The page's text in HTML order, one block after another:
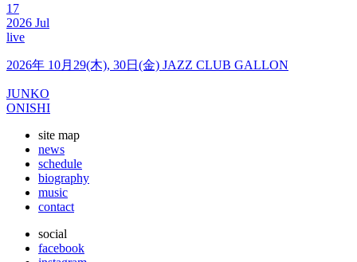
17
2026 Jul
live
2026年 10月29(木), 30日(金) JAZZ CLUB GALLON
JUNKO
ONISHI
site map
news
schedule
biography
music
contact
social
facebook